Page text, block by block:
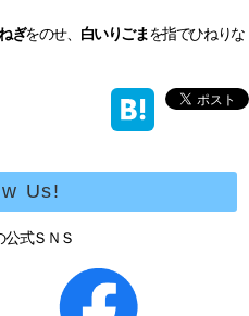
ぎをのせ、 白いりごまを指でひねりな
Us!
公式ＳＮＳ